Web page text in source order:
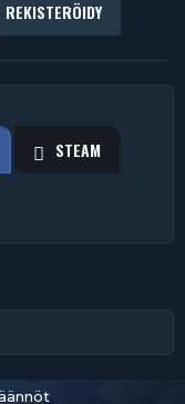
REKISTERÖIDY
STEAM